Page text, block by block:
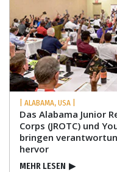
| ALABAMA, USA |
Das Alabama Junior
Corps (JROTC) und
bringen
hervor
MEHR LESEN ▶